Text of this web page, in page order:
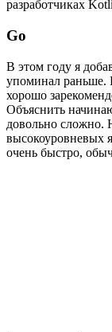
разработчиках
Go
В этом году я
упоминал раньше.
хорошо
Объяснить
довольно сложно.
высокоуровневых
очень быстро,